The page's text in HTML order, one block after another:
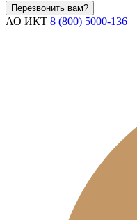
Перезвонить вам?
АО ИКТ 8 (800) 5000-136